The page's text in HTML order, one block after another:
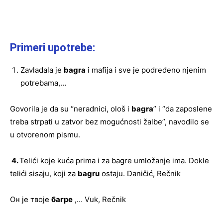
Primeri upotrebe:
Zavladala je bagra i mafija i sve je podređeno njenim
potrebama,…
Govorila je da su “neradnici, ološ i bagra” i “da zaposlene
treba strpati u zatvor bez mogućnosti žalbe”, navodilo se
u otvorenom pismu.
4.Telići koje kuća prima i za bagre umložanje ima. Dokle
telići sisaju, koji za bagru ostaju. Daničić, Rečnik
Oн је твоје багре ,… Vuk, Rečnik